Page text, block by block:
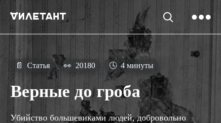
📄 Статья 👀 20180 🕓 4 минуты
Верные до гроба
Убийство большевиками людей, добровольно